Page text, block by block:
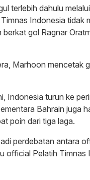
terlebih dahulu
Indonesia tidak
gol Ragnar
Marhoon mencetak
Indonesia turun ke
Bahrain juga
poin dari tiga laga.
perdebatan antara
official Pelatih Timnas